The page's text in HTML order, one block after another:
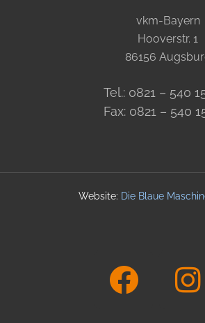
vkm-Bayern
Hooverstr. 1
86156
Tel.: 0821 – 540
Fax: 0821 – 540
Website: Die Blaue